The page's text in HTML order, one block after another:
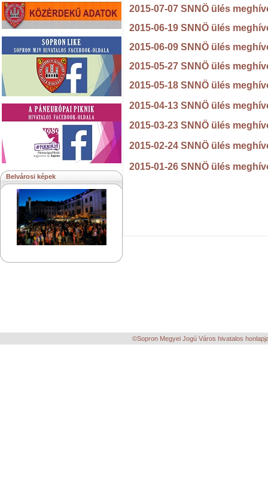
Koncepciók, tervezetek
Településképi követelmények
Közérdekű információk
Testvérvárosok
Belvárosi képek
2015-07-07 SNNÖ ülés
2015-06-19 SNNÖ ülés
2015-06-09 SNNÖ ülés
2015-05-27 SNNÖ ülés
2015-05-18 SNNÖ ülés
2015-04-13 SNNÖ ülés
2015-03-23 SNNÖ ülés
2015-02-24 SNNÖ ülés
2015-01-26 SNNÖ ülés
©Sopron Megyei Jogú Város hivatalos